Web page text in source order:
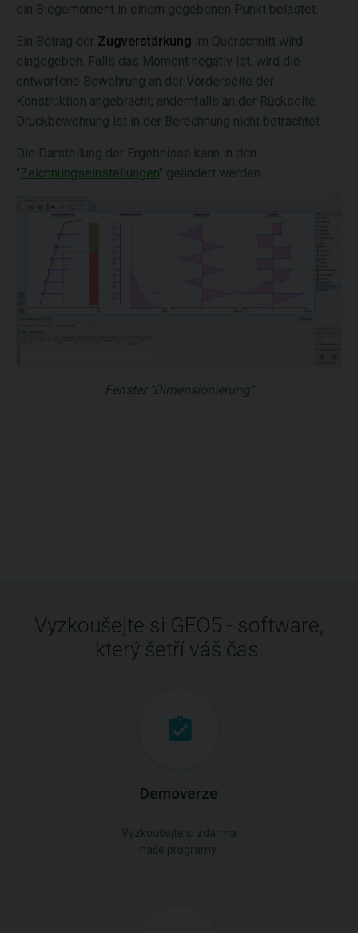
ein Biegemoment in einem gegebenen Punkt belastet.
Ein Betrag der Zugverstärkung im Querschnitt wird
eingegeben. Falls das Moment negativ ist, wird die
entworfene Bewehrung an der Vorderseite der
Konstruktion angebracht, andernfalls an der Rückseite.
Druckbewehrung ist in der Berechnung nicht betrachtet.
Die Darstellung der Ergebnisse kann in den
"Zeichnungseinstellungen" geändert werden.
Fenster "Dimensionierung"
Vyzkoušejte si GEO5 - software,
který šetří váš čas.
Demoverze